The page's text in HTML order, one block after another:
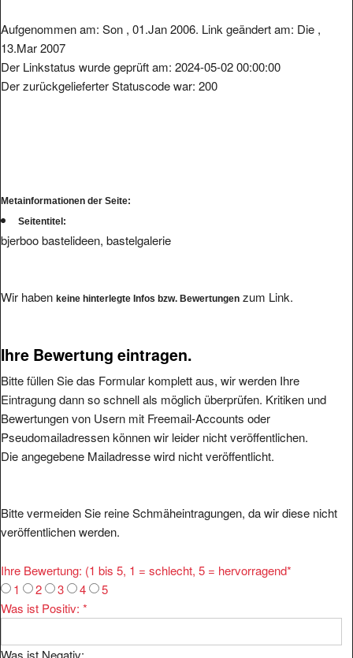
Aufgenommen am: Son , 01.Jan 2006. Link geändert am: Die ,
13.Mar 2007
Der Linkstatus wurde geprüft am: 2024-05-02 00:00:00
Der zurückgelieferter Statuscode war: 200
Metainformationen der Seite:
Seitentitel:
bjerboo bastelideen, bastelgalerie
Wir haben keine hinterlegte Infos bzw. Bewertungen zum Link.
Ihre Bewertung eintragen.
Bitte füllen Sie das Formular komplett aus, wir werden Ihre
Eintragung dann so schnell als möglich überprüfen. Kritiken und
Bewertungen von Usern mit Freemail-Accounts oder
Pseudomailadressen können wir leider nicht veröffentlichen.
Die angegebene Mailadresse wird nicht veröffentlicht.
Bitte vermeiden Sie reine Schmäheintragungen, da wir diese nicht
veröffentlichen werden.
Ihre Bewertung: (1 bis 5, 1 = schlecht, 5 = hervorragend*
1
2 3 4
5
Was ist Positiv: *
Was ist Negativ: